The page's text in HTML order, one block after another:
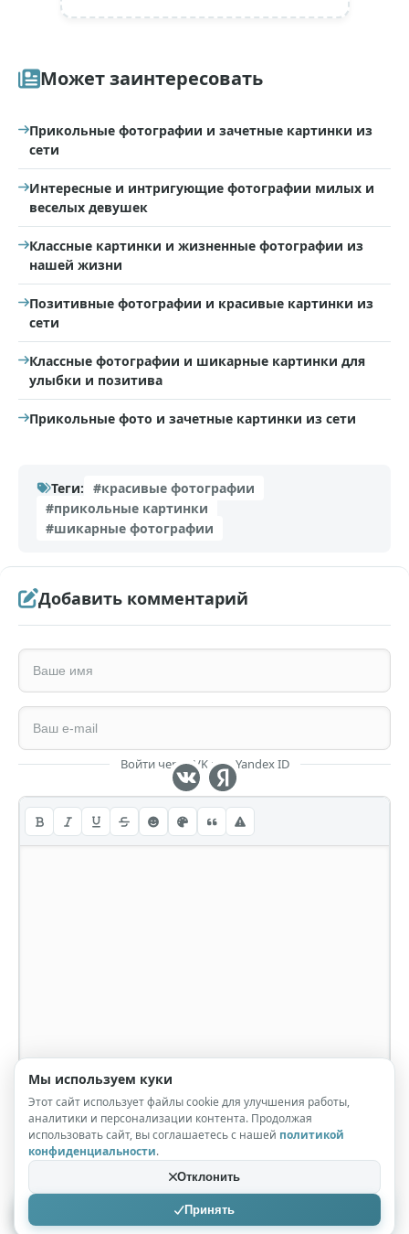
Может заинтересовать
Прикольные фотографии и зачетные картинки из
сети
Интересные и интригующие фотографии милых и
веселых девушек
Классные картинки и жизненные фотографии из
нашей жизни
Позитивные фотографии и красивые картинки из
сети
Классные фотографии и шикарные картинки для
улыбки и позитива
Прикольные фото и зачетные картинки из сети
Теги: #красивые фотографии
#прикольные картинки
#шикарные фотографии
Добавить комментарий
Войти через VK или Yandex ID
Отправить
Мы используем куки
Этот сайт использует файлы cookie для улучшения работы,
аналитики и персонализации контента. Продолжая
использовать сайт, вы соглашаетесь с нашей политикой
конфиденциальности.
Отклонить
Принять